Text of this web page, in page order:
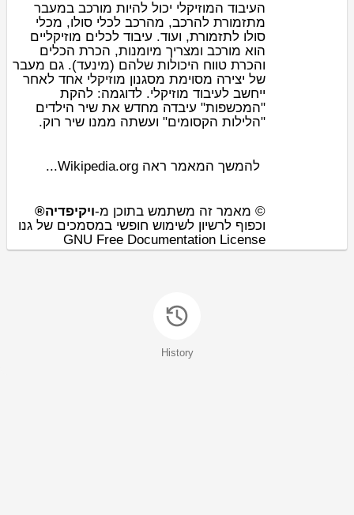
העיבוד המוזיקלי יכול להיות מורכב במעבר
מתזמורת להרכב, מהרכב לכלי סולו, מכלי
סולו לתזמורת, ועוד. עיבוד לכלים מוזיקליים
הוא מורכב ומצריך מיומנות, הכרת הכלים
והכרת טווח היכולות שלהם (מינעד). גם מעבר
של יצירה מסוימת מסגנון מוזיקלי אחד לאחר
ייחשב לעיבוד מוזיקלי. לדוגמה: להקת
"המכשפות" עיבדה מחדש את שיר הילדים
"הלילות הקסומים" ועשתה ממנו שיר רוק.
להמשך המאמר ראה Wikipedia.org...
© מאמר זה משתמש בתוכן מ-ויקיפדיה®
וכפוף לרשיון לשימוש חופשי במסמכים של גנו
GNU Free Documentation License
History